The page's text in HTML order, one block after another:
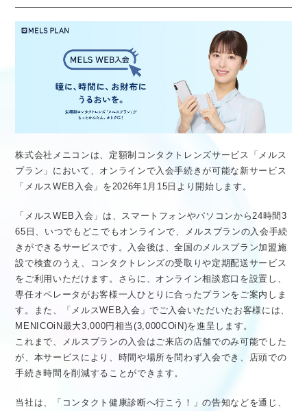
医療従事者向け情報
株式会社メニコンは、定額制コンタクトレンズサービス「メルス
プラン」において、オンラインで入会手続きが可能な新サービス
「メルスWEB入会」を2026年1月15日より開始します。
「メルスWEB入会」は、スマートフォンやパソコンから24時間3
65日、いつでもどこでもオンラインで、メルスプランの入会手続
きができるサービスです。入会後は、全国のメルスプラン加盟施
設で検査のうえ、コンタクトレンズの受取りや定期配送サービス
をご利用いただけます。さらに、オンライン相談窓口を設置し、
専任オペレータがお客様一人ひとりに合ったプランをご案内しま
す。また、「メルスWEB入会」でご入会いただいたお客様には、
MENICOiN最大3,000円相当(3,000COiN)を進呈します。
これまで、メルスプランの入会はご来店の店舗でのみ可能でした
が、本サービスにより、時間や場所を問わず入会でき、店頭での
手続き時間を削減することができます。
当社は、「コンタクト健康診断へ行こう！」の告知などを通じ、